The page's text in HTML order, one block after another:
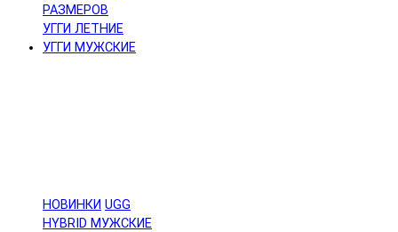
РАЗМЕРОВ
УГГИ ЛЕТНИЕ
УГГИ МУЖСКИЕ
НОВИНКИ UGG
HYBRID МУЖСКИЕ